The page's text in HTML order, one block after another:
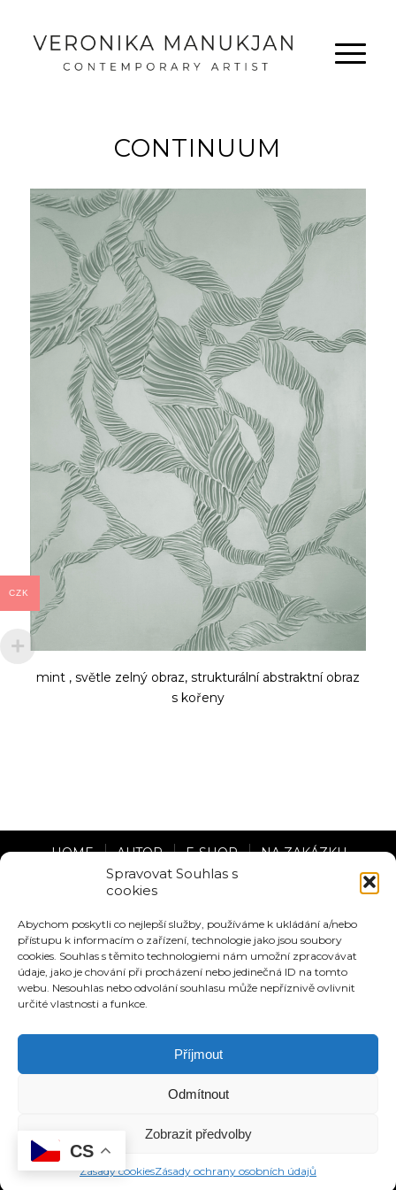
Spravovat Souhlas s
cookies
Abychom poskytli co nejlepší služby, používáme k ukládání a/nebo
přístupu k informacím o zařízení, technologie jako jsou soubory
cookies. Souhlas s těmito technologiemi nám umožní zpracovávat
údaje, jako je chování při procházení nebo jedinečná ID na tomto
webu. Nesouhlas nebo odvolání souhlasu může nepříznivě ovlivnit
určité vlastnosti a funkce.
Příjmout
Odmítnout
Zobrazit předvolby
Zásady cookiesZásady ochrany osobních údajů
CONTINUUM
mint , světle zelný obraz, strukturální abstraktní obraz
s kořeny
HOME AUTOR E-SHOP NA ZAKÁZKU
VIZUALIZACE
KONTAKT
Zásady ochrany osobních údajů
Obchodní podmínky Zásady cookies (EU)
COPYRIGHT 2023 / DESIGNED BY SIMPLECREATIVEGROUP.CZ
CS
CZK